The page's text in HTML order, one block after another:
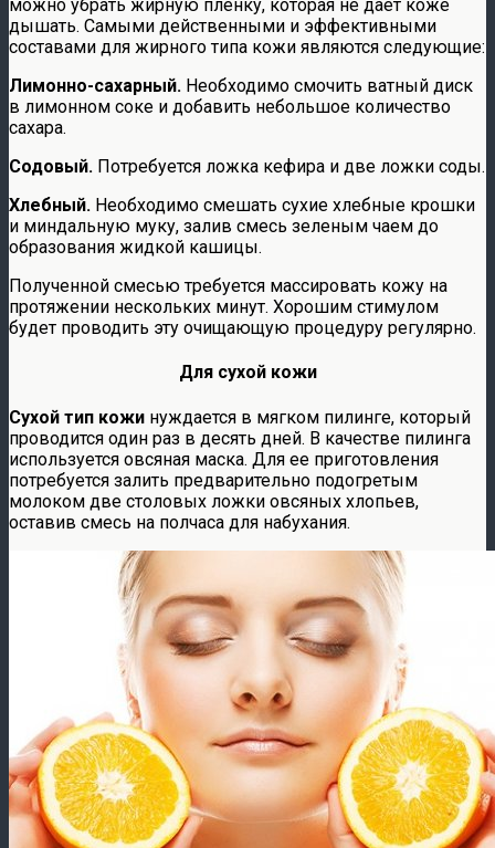
можно убрать жирную пленку, которая не дает коже
дышать. Самыми действенными и эффективными
составами для жирного типа кожи являются следующие:
Лимонно-сахарный. Необходимо смочить ватный диск
в лимонном соке и добавить небольшое количество
сахара.
Содовый. Потребуется ложка кефира и две ложки соды.
Хлебный. Необходимо смешать сухие хлебные крошки
и миндальную муку, залив смесь зеленым чаем до
образования жидкой кашицы.
Полученной смесью требуется массировать кожу на
протяжении нескольких минут. Хорошим стимулом
будет проводить эту очищающую процедуру регулярно.
Для сухой кожи
Сухой тип кожи нуждается в мягком пилинге, который
проводится один раз в десять дней. В качестве пилинга
используется овсяная маска. Для ее приготовления
потребуется залить предварительно подогретым
молоком две столовых ложки овсяных хлопьев,
оставив смесь на полчаса для набухания.